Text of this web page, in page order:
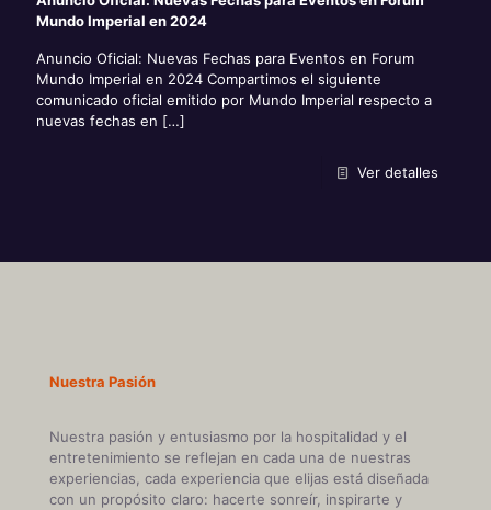
Mundo Imperial en 2024
Anuncio Oficial: Nuevas Fechas para Eventos en Forum
Mundo Imperial en 2024 Compartimos el siguiente
comunicado oficial emitido por Mundo Imperial respecto a
nuevas fechas en […]
Ver detalles
Nuestra Pasión
Nuestra pasión y entusiasmo por la hospitalidad y el
entretenimiento se reflejan en cada una de nuestras
experiencias, cada experiencia que elijas está diseñada
con un propósito claro: hacerte sonreír, inspirarte y